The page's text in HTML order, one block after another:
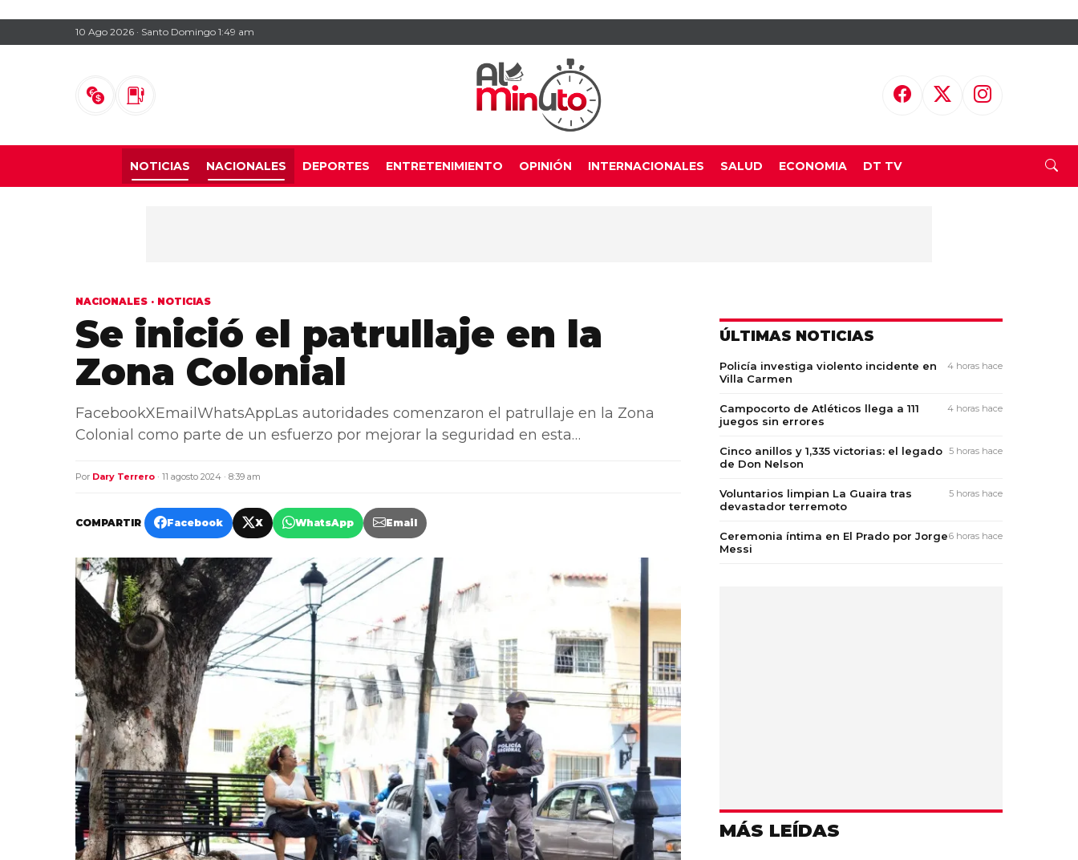
10 Ago 2026 · Santo Domingo 1:49 am
NOTICIAS NACIONALES DEPORTES ENTRETENIMIENTO OPINIÓN INTERNACIONALES SALUD ECONOMIA DT TV
NACIONALES · NOTICIAS
Se inició el patrullaje en la
Zona Colonial
FacebookXEmailWhatsAppLas autoridades comenzaron el patrullaje en la Zona
Colonial como parte de un esfuerzo por mejorar la seguridad en esta…
Por Dary Terrero · 11 agosto 2024 · 8:39 am
COMPARTIR Facebook X WhatsApp Email
ÚLTIMAS NOTICIAS
Policía investiga violento incidente en
Villa Carmen
4 horas hace
Campocorto de Atléticos llega a 111
juegos sin errores
4 horas hace
Cinco anillos y 1,335 victorias: el legado
de Don Nelson
5 horas hace
Voluntarios limpian La Guaira tras
devastador terremoto
5 horas hace
Ceremonia íntima en El Prado por Jorge
Messi
6 horas hace
MÁS LEÍDAS